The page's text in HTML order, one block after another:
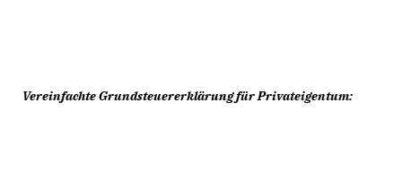
Vereinfachte Grundsteuererklärung für Privateigentum: